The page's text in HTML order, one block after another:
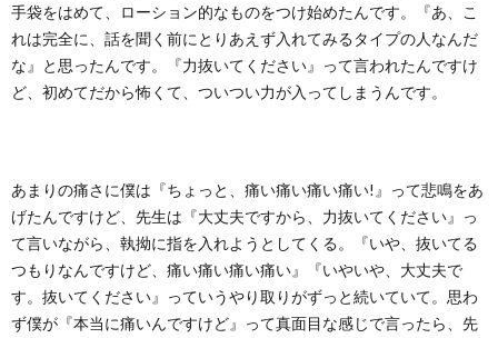
手袋をはめて、ローション的なものをつけ始めたんです。『あ、こ
れは完全に、話を聞く前にとりあえず入れてみるタイプの人なんだ
な』と思ったんです。『力抜いてください』って言われたんですけ
ど、初めてだから怖くて、ついつい力が入ってしまうんです。
あまりの痛さに僕は『ちょっと、痛い痛い痛い痛い!』って悲鳴をあ
げたんですけど、先生は『大丈夫ですから、力抜いてください』っ
て言いながら、執拗に指を入れようとしてくる。『いや、抜いてる
つもりなんですけど、痛い痛い痛い痛い』『いやいや、大丈夫で
す。抜いてください』っていうやり取りがずっと続いていて。思わ
ず僕が『本当に痛いんですけど』って真面目な感じで言ったら、先